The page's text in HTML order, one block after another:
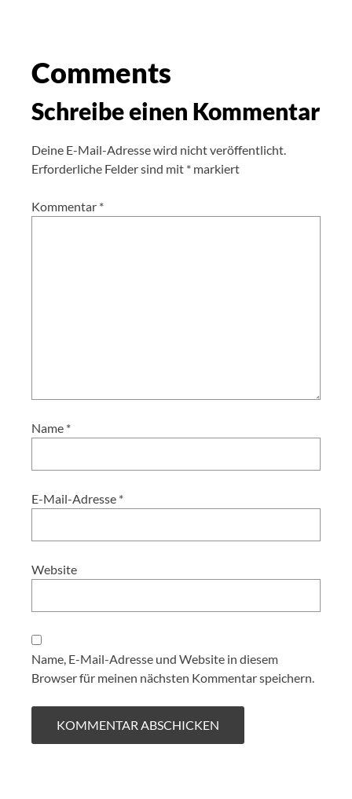
Comments
Schreibe einen Kommentar
Deine E-Mail-Adresse wird nicht veröffentlicht.
Erforderliche Felder sind mit * markiert
Kommentar *
Name *
E-Mail-Adresse *
Website
Name, E-Mail-Adresse und Website in diesem
Browser für meinen nächsten Kommentar speichern.